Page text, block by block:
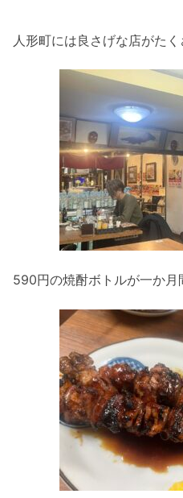
人形町には良さげな店がたく
590円の焼酎ボトルが一か月